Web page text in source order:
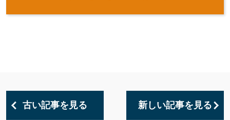
古い記事を見る 新しい記事を見る